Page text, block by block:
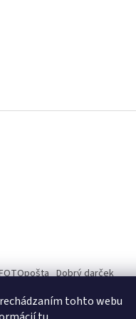
tohto webu
Dobrý darček
INFO